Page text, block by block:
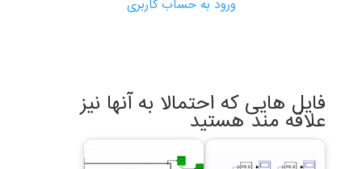
ورود به حساب کاربری
فایل هایی که احتمالا به آنها نیز
علاقه مند هستید